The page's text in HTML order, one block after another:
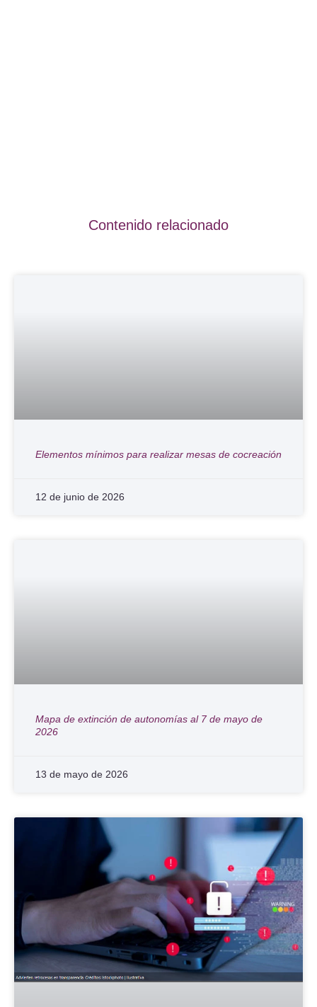
Contenido relacionado
Elementos mínimos para realizar mesas de cocreación
12 de junio de 2026
Mapa de extinción de autonomías al 7 de mayo de
2026
13 de mayo de 2026